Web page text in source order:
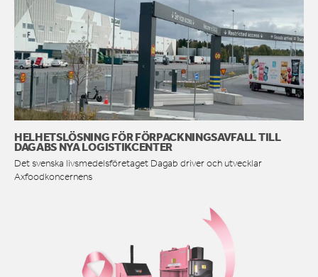
HELHETSLÖSNING FÖR FÖRPACKNINGSAVFALL TILL
DAGABS NYA LOGISTIKCENTER
Det svenska livsmedelsföretaget Dagab driver och utvecklar
Axfoodkoncernens